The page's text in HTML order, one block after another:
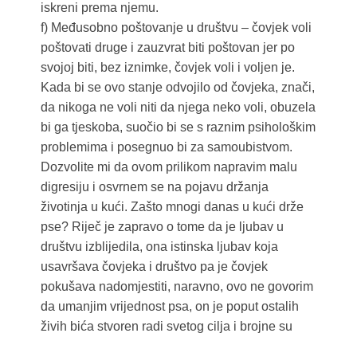
iskreni prema njemu.
f) Međusobno poštovanje u društvu – čovjek voli
poštovati druge i zauzvrat biti poštovan jer po
svojoj biti, bez iznimke, čovjek voli i voljen je.
Kada bi se ovo stanje odvojilo od čovjeka, znači,
da nikoga ne voli niti da njega neko voli, obuzela
bi ga tjeskoba, suočio bi se s raznim psihološkim
problemima i posegnuo bi za samoubistvom.
Dozvolite mi da ovom prilikom napravim malu
digresiju i osvrnem se na pojavu držanja
životinja u kući. Zašto mnogi danas u kući drže
pse? Riječ je zapravo o tome da je ljubav u
društvu izblijedila, ona istinska ljubav koja
usavršava čovjeka i društvo pa je čovjek
pokušava nadomjestiti, naravno, ovo ne govorim
da umanjim vrijednost psa, on je poput ostalih
živih bića stvoren radi svetog cilja i brojne su